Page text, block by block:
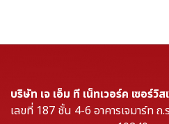
บริษัท เจ เอ็ม ที เน็ทเวอร์ค เซอร์วิ
เลขที่ 187 ชั้น 4-6 อาคารเจมาร์ท